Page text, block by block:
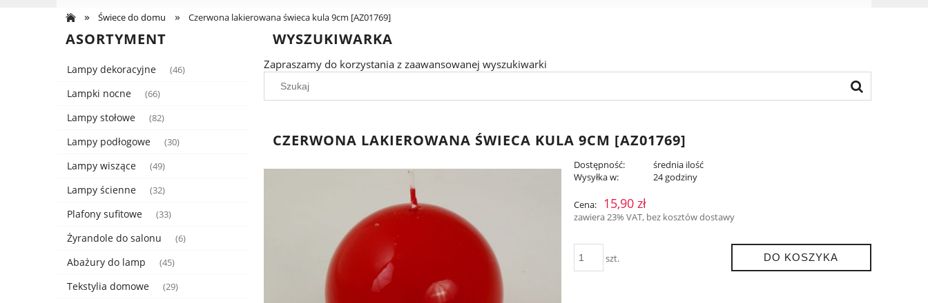
» Świece do domu » Czerwona lakierowana świeca kula 9cm [AZ01769]
ASORTYMENT
Lampy dekoracyjne (46)
Lampki nocne (66)
Lampy stołowe (82)
Lampy podłogowe (30)
Lampy wiszące (49)
Lampy ścienne (32)
Plafony sufitowe (33)
Żyrandole do salonu (6)
Abażury do lamp (45)
Tekstylia domowe (29)
WYSZUKIWARKA
Zapraszamy do korzystania z zaawansowanej wyszukiwarki
CZERWONA LAKIEROWANA ŚWIECA KULA 9CM [AZ01769]
Dostępność:
średnia ilość
Wysyłka w:
24 godziny
Cena: 15,90 zł
zawiera 23% VAT, bez kosztów dostawy
szt. DO KOSZYKA